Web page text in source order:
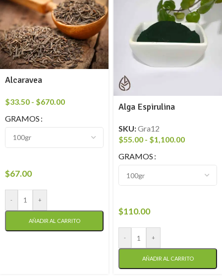
Alcaravea
$33.50 - $670.00
GRAMOS
$67.00
- +
AÑADIR AL CARRITO
Alga Espirulina
SKU:Gra12
$55.00 - $1,100.00
GRAMOS
$110.00
- +
AÑADIR AL CARRITO